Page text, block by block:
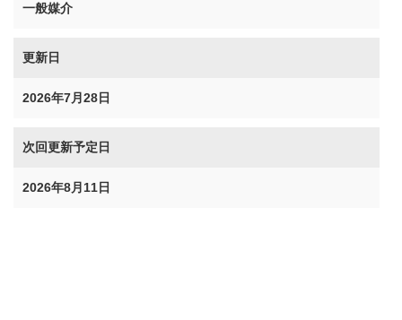
一般媒介
更新日
2026年7月28日
次回更新予定日
2026年8月11日